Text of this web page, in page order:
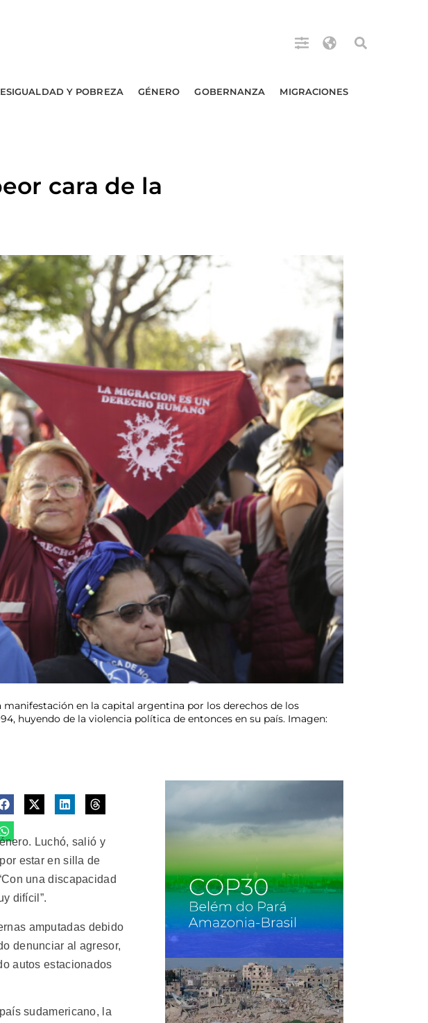
Y POBREZA GÉNERO GOBERNANZA MIGRACIONES
cara de la
manifestación en la capital argentina por los derechos de los
huyendo de la violencia política de entonces en su país. Imagen:
Luchó, salió y
estar en silla de
una discapacidad
difícil”.
amputadas debido
denunciar al agresor,
autos estacionados
sudamericano, la